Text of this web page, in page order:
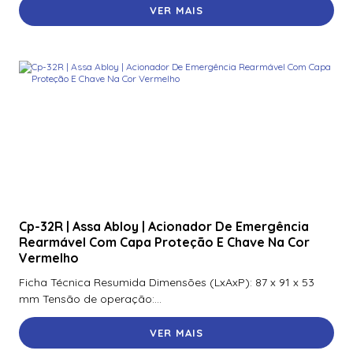
900Ntnnek00000 | Assa Abloy | Leitor de Proximidade HId
Iclass se R10 900Ntnnek00000
900Pbnnek20000 | Assa Abloy | Leitor De Proximidade
Rp10
920Nbnnek20000 | Assa Abloy | Leitor De Proximidade
R40
920Nmnnekma001 | Assa Abloy | Leitor De Proximidade
R40
920Nsnnek20000 | Assa Abloy | Leitor De Proximidade
R40
VER MAIS
Cp-32R | Assa Abloy | Acionador De Emergência
Rearmável Com Capa Proteção E Chave Na Cor
Vermelho
Ficha Técnica Resumida Dimensões (LxAxP): 87 x 91 x 53
mm Tensão de operação:...
VER MAIS